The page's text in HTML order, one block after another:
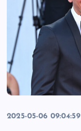
2025-05-06 09:04:59